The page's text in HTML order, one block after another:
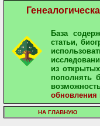
База
статьи,
из
пополнять
обновления
НА ГЛАВНУЮ